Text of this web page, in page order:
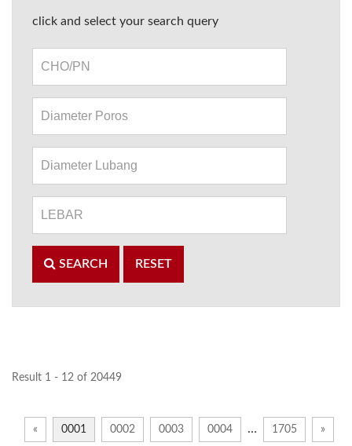
click and select your search query
SEARCH RESET
Result 1 - 12 of 20449
« 0001 0002 0003 0004 … 1705 »